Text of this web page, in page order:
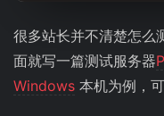
很多站长并不清楚怎么
面就写一篇测试服务器
Windows 本机为例，